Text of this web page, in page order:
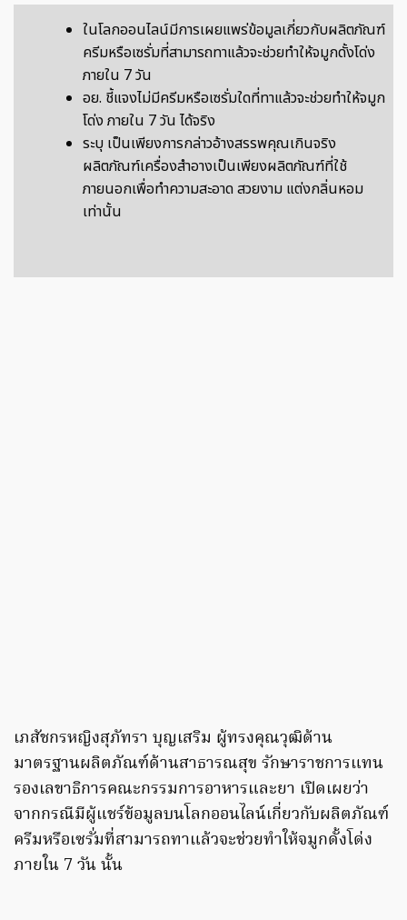
ในโลกออนไลน์มีการเผยแพร่ข้อมูลเกี่ยวกับผลิตภัณฑ์
ครีมหรือเซรั่มที่สามารถทาแล้วจะช่วยทำให้จมูกดั้งโด่ง
ภายใน 7 วัน
อย. ชี้แจงไม่มีครีมหรือเซรั่มใดที่ทาแล้วจะช่วยทำให้จมูก
โด่ง ภายใน 7 วัน ได้จริง
ระบุ เป็นเพียงการกล่าวอ้างสรรพคุณเกินจริง
ผลิตภัณฑ์เครื่องสำอางเป็นเพียงผลิตภัณฑ์ที่ใช้
ภายนอกเพื่อทำความสะอาด สวยงาม แต่งกลิ่นหอม
เท่านั้น
เภสัชกรหญิงสุภัทรา บุญเสริม ผู้ทรงคุณวุฒิด้าน
มาตรฐานผลิตภัณฑ์ด้านสาธารณสุข รักษาราชการแทน
รองเลขาธิการคณะกรรมการอาหารและยา เปิดเผยว่า
จากกรณีมีผู้แชร์ข้อมูลบนโลกออนไลน์เกี่ยวกับผลิตภัณฑ์
ครีมหรือเซรั่มที่สามารถทาแล้วจะช่วยทำให้จมูกดั้งโด่ง
ภายใน 7 วัน นั้น